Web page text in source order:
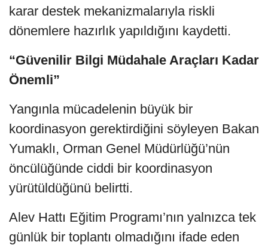
karar destek mekanizmalarıyla riskli
dönemlere hazırlık yapıldığını kaydetti.
“Güvenilir Bilgi Müdahale Araçları Kadar
Önemli”
Yangınla mücadelenin büyük bir
koordinasyon gerektirdiğini söyleyen Bakan
Yumaklı, Orman Genel Müdürlüğü’nün
öncülüğünde ciddi bir koordinasyon
yürütüldüğünü belirtti.
Alev Hattı Eğitim Programı’nın yalnızca tek
günlük bir toplantı olmadığını ifade eden